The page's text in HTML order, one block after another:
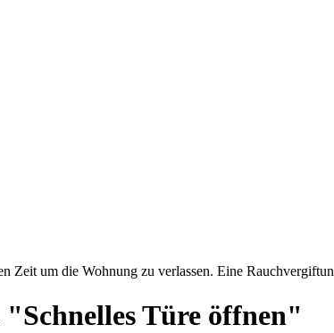
Zeit um die Wohnung zu verlassen. Eine
Türe öffnen"